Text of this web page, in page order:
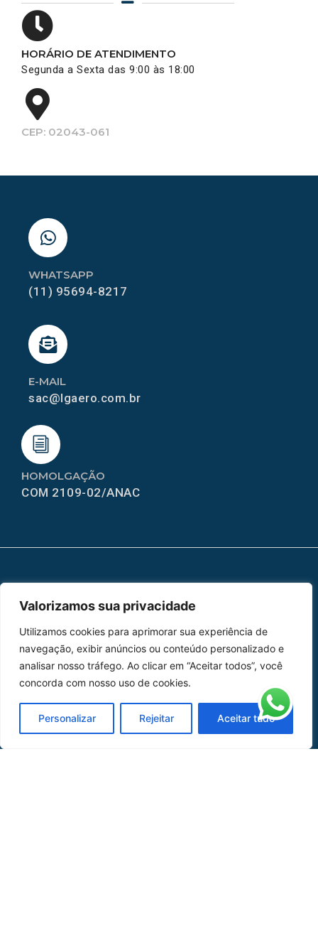
Valorizamos sua privacidade
Utilizamos cookies para aprimorar sua experiência de
navegação, exibir anúncios ou conteúdo personalizado e
analisar nosso tráfego. Ao clicar em “Aceitar todos”, você
concorda com nosso uso de cookies.
Personalizar Rejeitar Aceitar tudo
HORÁRIO DE ATENDIMENTO
Segunda a Sexta das 9:00 às 18:00
CEP: 02043-061
HOMOLGAÇÃO
COM 2109-02/ANAC
E-MAIL
sac@lgaero.com.br
WHATSAPP
(11) 95694-8217
Home
Peças
Catálogo de Aplicações
Oficina de Mangueiras